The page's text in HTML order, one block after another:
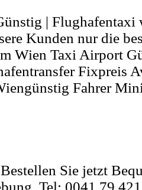
| Flughafentaxi
Kunden nur die
Wien Taxi Airport
Fixpreis
Fahrer
Sie jetzt
Tel: 0041 79